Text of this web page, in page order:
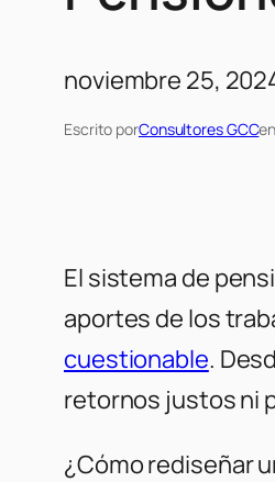
noviembre 25,
Escrito porConsultores GCC
El sistema de
aportes de los
cuestionable.
retornos justos ni
¿Cómo rediseñar